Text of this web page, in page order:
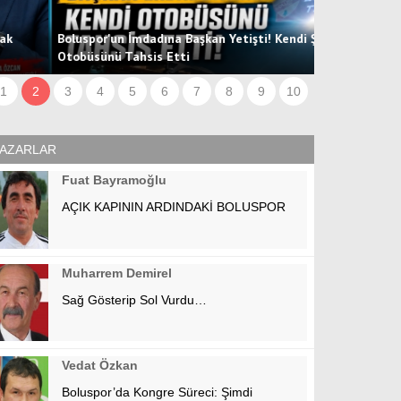
İmdadına Başkan Yetişti! Kendi Şirketinin
Tahsis Etti
1 2 3 4 5 6 7 8 9 10
Fuat Bayramoğlu
AÇIK KAPININ ARDINDAKİ BOLUSPOR
Muharrem Demirel
Sağ Gösterip Sol Vurdu…
Vedat Özkan
Boluspor’da Kongre Süreci: Şimdi